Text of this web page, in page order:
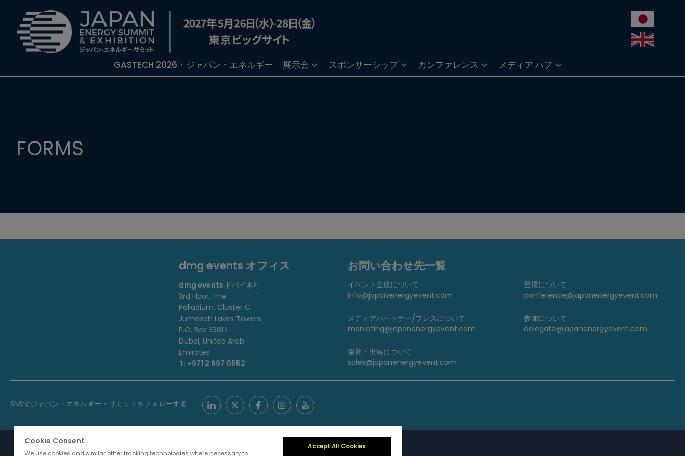
GASTECH 2026・ジャパン・エネルギー 展示会 スポンサーシップ カンファレンス メディア ハブ
FORMS
dmg events オフィス
dmg events ドバイ本社
3rd Floor, The
Palladium, Cluster C
Jumeirah Lakes Towers
P.O. Box 33817
Dubai, United Arab
Emirates
T: +971 2 697 0552
お問い合わせ先一覧
イベント全般について
info@japanenergyevent.com
登壇について
conference@japanenergyevent.com
メディアパートナー/プレスについて
marketing@japanenergyevent.com
参加について
delegate@japanenergyevent.com
協賛・出展について
sales@japanenergyevent.com
SNSでジャパン・エネルギー・サミットをフォローする
Cookie Consent
We use cookies and similar other tracking technologies where necessary to
Accept All Cookies